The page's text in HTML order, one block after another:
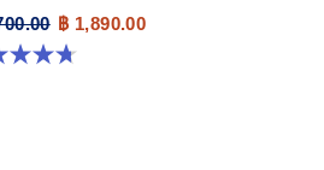
฿ 1,890.00